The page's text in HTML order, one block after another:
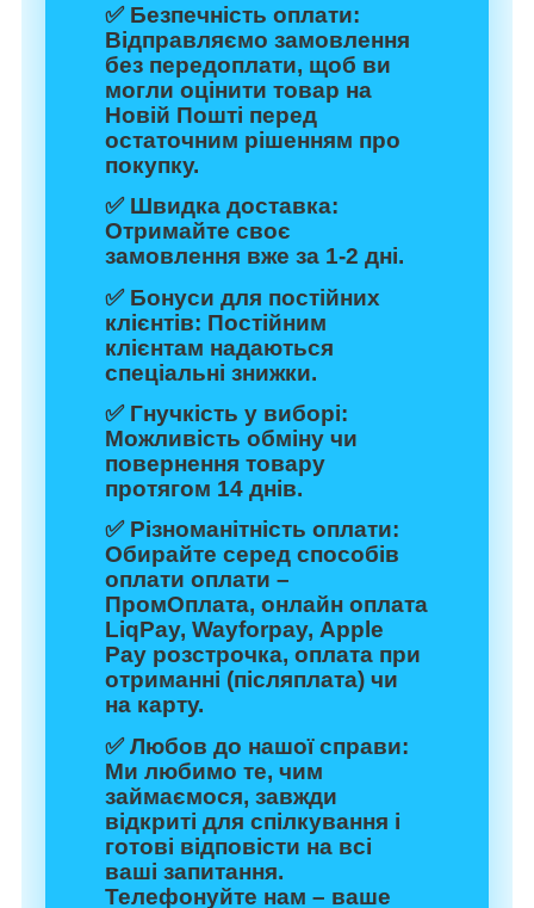
✅ Безпечність оплати:
Відправляємо замовлення
без передоплати, щоб ви
могли оцінити товар на
Новій Пошті перед
остаточним рішенням про
покупку.
✅ Швидка доставка:
Отримайте своє
замовлення вже за 1-2 дні.
✅ Бонуси для постійних
клієнтів: Постійним
клієнтам надаються
спеціальні знижки.
✅ Гнучкість у виборі:
Можливість обміну чи
повернення товару
протягом 14 днів.
✅ Різноманітність оплати:
Обирайте серед способів
оплати оплати –
ПромОплата, онлайн оплата
LiqPay, Wayforpay, Apple
Pay розстрочка, оплата при
отриманні (післяплата) чи
на карту.
✅Любов до нашої справи:
Ми любимо те, чим
займаємося, завжди
відкриті для спілкування і
готові відповісти на всі
ваші запитання.
Телефонуйте нам – ваше